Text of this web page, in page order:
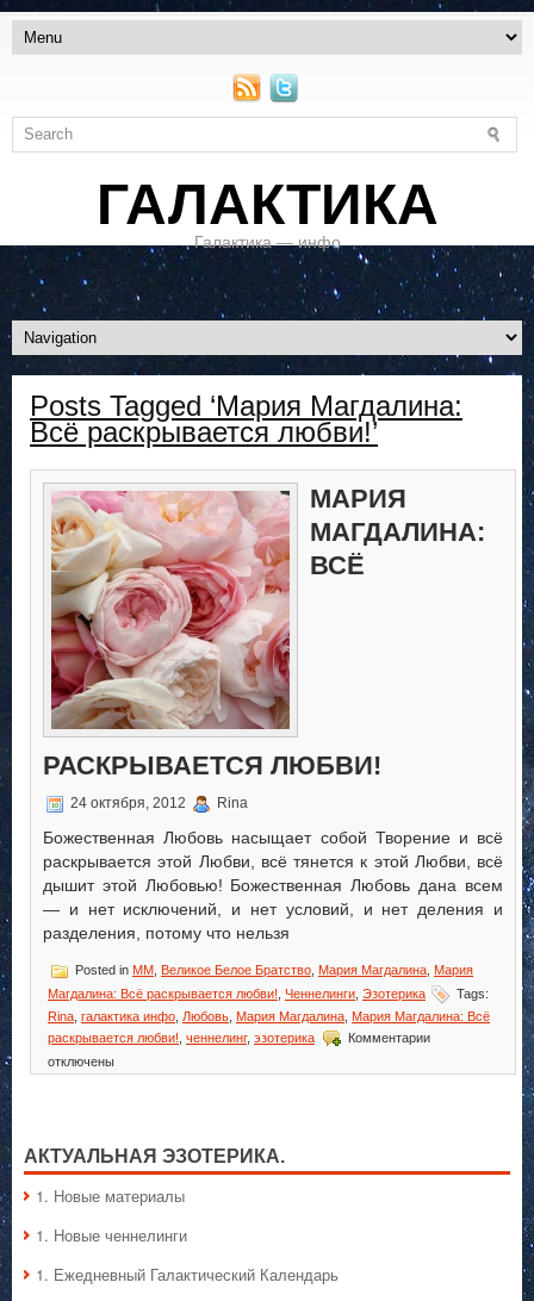
ГАЛАКТИКА
Галактика — инфо
Posts Tagged ‘Мария Магдалина:
Всё раскрывается любви!’
МАРИЯ
МАГДАЛИНА:
ВСЁ
РАСКРЫВАЕТСЯ ЛЮБВИ!
24 октября, 2012 Rina
Божественная Любовь насыщает собой Творение и всё
раскрывается этой Любви, всё тянется к этой Любви, всё
дышит этой Любовью! Божественная Любовь дана всем
— и нет исключений, и нет условий, и нет деления и
разделения, потому что нельзя
Posted in MM Великое Белое Братство Мария Магдалина Мария
Магдалина: Всё раскрывается любви! Ченнелинги Эзотерика
Tags:
Rina галактика инфо Любовь Мария Магдалина Мария Магдалина: Всё
раскрывается любви! ченнелинг, эзотерика Комментариик
Мария
отключены
АКТУАЛЬНАЯ ЭЗОТЕРИКА.
1. Hовые материалы
1. Hовые ченнелинги
1. Ежедневный Галактический Календарь